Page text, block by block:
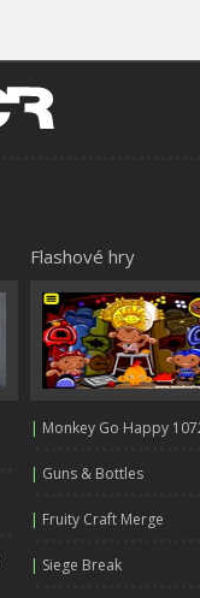
Flashové hry
| Monkey Go Happy
| Guns & Bottles
| Fruity Craft Merge
| Siege Break